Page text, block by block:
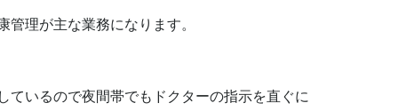
理が主な業務になります。
いるので夜間帯でもドクターの指示を直ぐに